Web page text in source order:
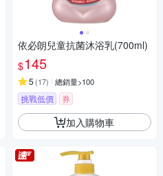
依必朗兒童抗菌沐浴乳(700ml)
$145
5 (17) 總銷量>100
挑戰低價 券
加入購物車